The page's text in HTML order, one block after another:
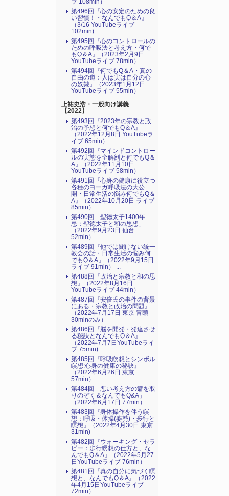
ブ 108min）
第496回『心の安定のための良
い習慣！・なんでもQ＆A』
（3/16 YouTubeライブ
102min)
第495回『心のコントロールの
ための呼吸法と考え方・何で
もQ＆A』（2023年2月9日
YouTubeライブ 78min）
第494回『何でもQ＆A・真の
自由の道：人は実は自分の心
の奴隷』（2023年1月12日
YouTubeライブ 55min）
上祐史浩・一般向け講義
【2022】
第493回『2023年の宗教と政
治の予想と何でもQ＆A』
（2022年12月8日 YouTubeラ
イブ 65min）
第492回『マインドコントロー
ルの実態を全解剖と何でもQ＆
A』（2022年11月10日
YouTubeライブ 58min）
第491回『心身の健康に役立つ
各種のヨーガ呼吸法の大公
開・日常生活の悩み何でもQ＆
A』（2022年10月20日 ライブ
85min）
第490回「聖徳太子1400年
忌：聖徳太子と和の思想」
（2022年9月23日 仙台
52min）
第489回『他では聞けない統一
教会の話・日常生活の悩み何
でもQ＆A』（2022年9月15日
ライブ 91min） ...
第488回『政治と宗教と和の思
想』（2022年8月16日
YouTubeライブ 44min）
第487回『安倍氏の事件の背景
にある・宗教と政治の問題』
（2022年7月17日 東京 冒頭
30minのみ）
第486回『脳を開発・発達させ
る秘訣となんでもQ＆A』
（2022年7月7日YouTubeライ
ブ 75min)
第485回『呼吸瞑想とシンボル
瞑想:心身の健康の秘訣』
（2022年6月26日 東京
57min）
第484回「悪い考え方の癖を取
りのぞく＆なんでもQ&A」
（2022年6月17日 77min）
第483回『身体操作を伴う瞑
想：呼吸・体操(姿勢)・歩行と
瞑想』（2022年4月30日 東京
31min)
第482回『ウォーキング・セラ
ピー：歩行瞑想の仕方と、な
んでもQ＆A』（2022年5月27
日YouTubeライブ 76min）
第481回『真の自分に気づく瞑
想と、なんでもQ＆A』（2022
年4月15日YouTubeライブ
72min）